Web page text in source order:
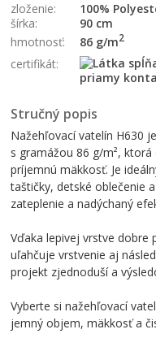
zloženie:
100%
šírka:
90 cm
hmotnosť:
86 g/m2
certifikát:
Stručný popis
Nažehľovací vatelín H630
s gramážou 86 g/m²,
príjemnú mäkkosť. Je
taštičky, detské oblečenie
zateplenie a nadýchaný
Vďaka lepivej vrstve dobre
uľahčuje vrstvenie aj
projekt zjednoduší a
Vyberte si nažehľovací
jemný objem, mäkkosť a